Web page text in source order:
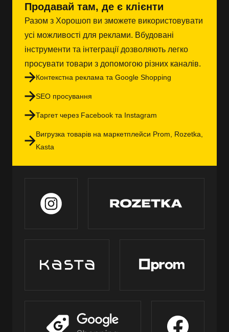
Продавай там, де є клієнти
Разом з Хорошоп ви зможете використовувати
усі можливості для реклами. Вбудовані
інструменти та інтеграції дозволяють легко
просувати товари з допомогою різних каналів.
Контекстна реклама та Google Shopping
SEO просування
Таргет через Facebook та Instagram
Вигрузка товарів на маркетплейси Prom, Rozetka,
Kasta